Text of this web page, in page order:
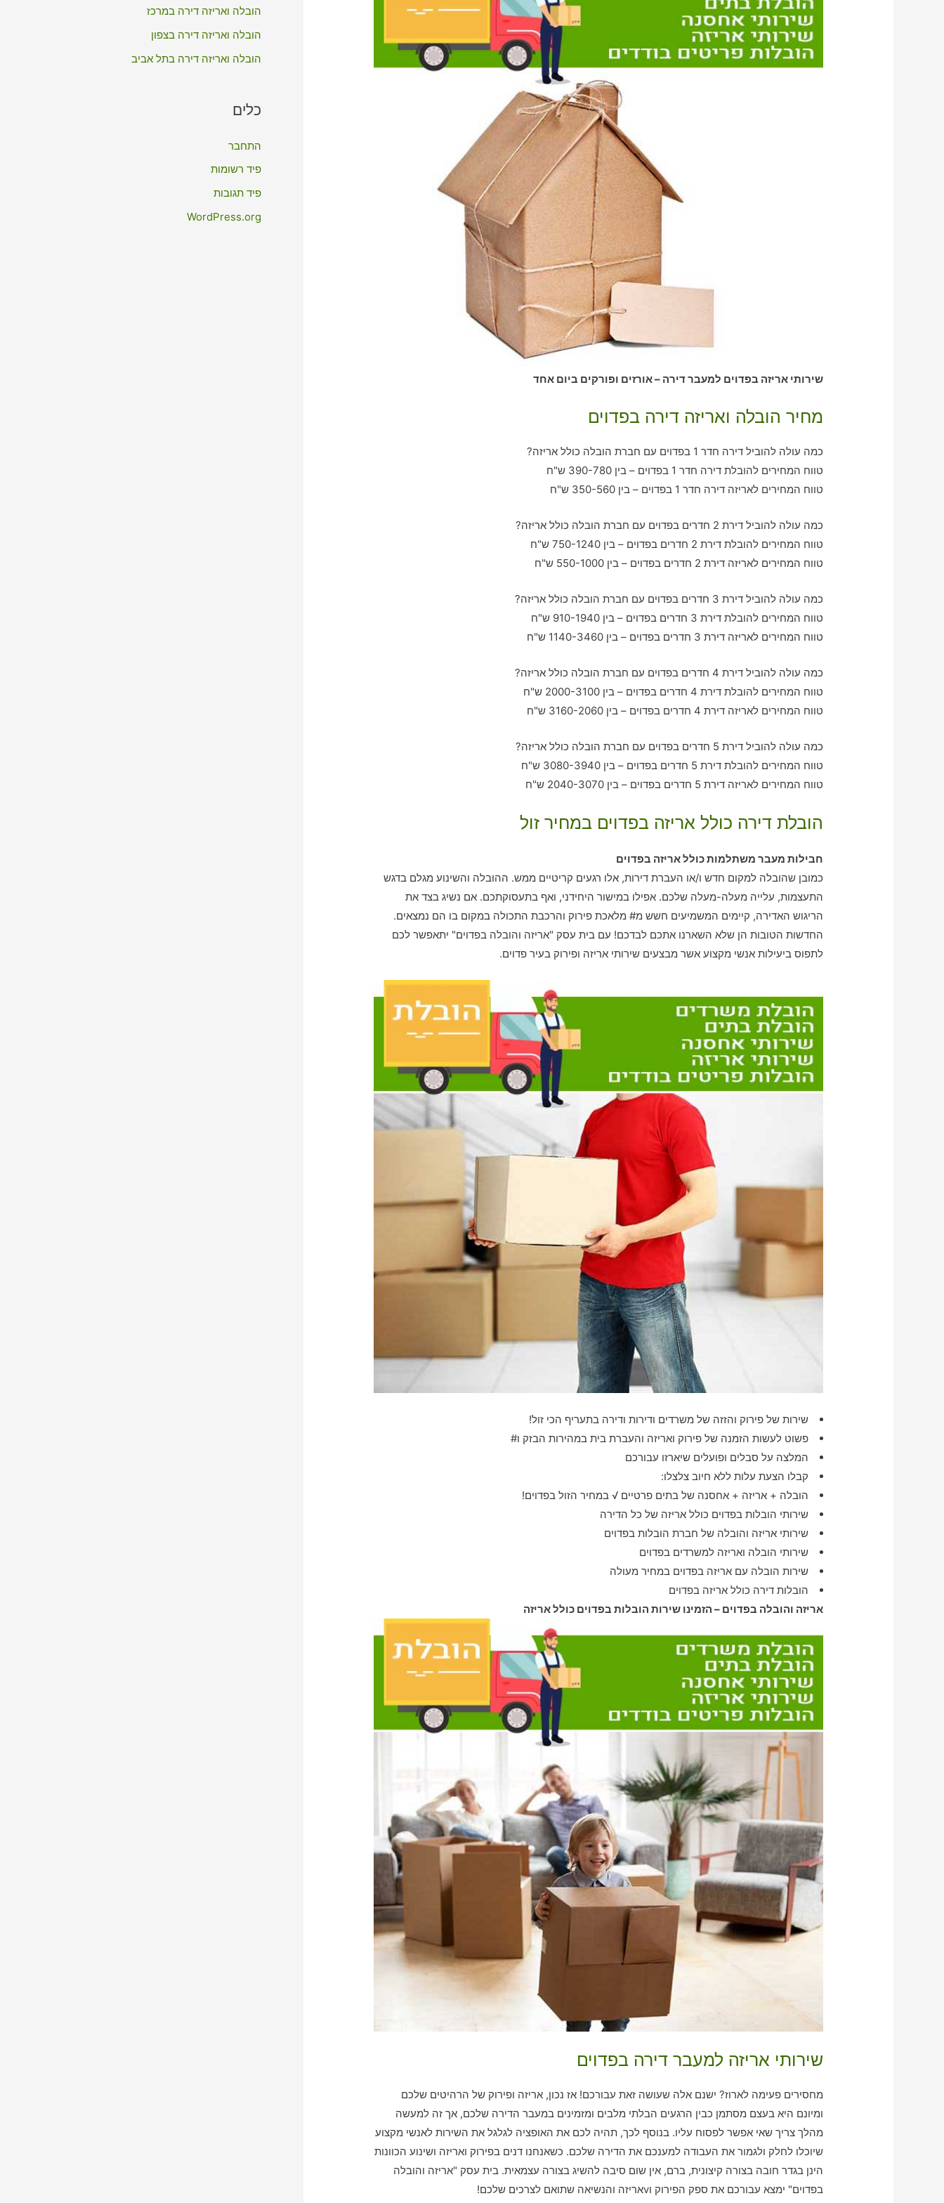
שירותי אריזה בפדוים למעבר דירה – אורזים ופורקים ביום אחד
מחיר הובלה ואריזה דירה בפדוים
כמה עולה להוביל דירה חדר 1 בפדוים עם חברת הובלה כולל אריזה?
טווח המחירים להובלת דירה חדר 1 בפדוים – בין 390-780 ש"ח
טווח המחירים לאריזה דירה חדר 1 בפדוים – בין 350-560 ש"ח
כמה עולה להוביל דירת 2 חדרים בפדוים עם חברת הובלה כולל אריזה?
טווח המחירים להובלת דירת 2 חדרים בפדוים – בין 750-1240 ש"ח
טווח המחירים לאריזה דירת 2 חדרים בפדוים – בין 550-1000 ש"ח
כמה עולה להוביל דירת 3 חדרים בפדוים עם חברת הובלה כולל אריזה?
טווח המחירים להובלת דירת 3 חדרים בפדוים – בין 910-1940 ש"ח
טווח המחירים לאריזה דירת 3 חדרים בפדוים – בין 1140-3460 ש"ח
כמה עולה להוביל דירת 4 חדרים בפדוים עם חברת הובלה כולל אריזה?
טווח המחירים להובלת דירת 4 חדרים בפדוים – בין 2000-3100 ש"ח
טווח המחירים לאריזה דירת 4 חדרים בפדוים – בין 3160-2060 ש"ח
כמה עולה להוביל דירת 5 חדרים בפדוים עם חברת הובלה כולל אריזה?
טווח המחירים להובלת דירת 5 חדרים בפדוים – בין 3080-3940 ש"ח
טווח המחירים לאריזה דירת 5 חדרים בפדוים – בין 2040-3070 ש"ח
הובלת דירה כולל אריזה בפדוים במחיר זול
חבילות מעבר משתלמות כולל אריזה בפדוים
כמובן שהובלה למקום חדש ו/או העברת דירות, אלו רגעים קריטיים ממש. ההובלה והשינוע מגלם בדגש
התעצמות, עלייה מעלה-מעלה שלכם. אפילו במישור היחידני, ואף בתעסוקתכם. אם נשיג בצד את
הריגוש האדירה, קיימים המשמיעים חשש מ# מלאכת פירוק והרכבת התכולה במקום בו הם נמצאים.
החדשות הטובות הן שלא השארנו אתכם לבדכם! עם בית עסק "אריזה והובלה בפדוים" יתאפשר לכם
לתפוס ביעילות אנשי מקצוע אשר מבצעים שירותי אריזה ופירוק בעיר פדוים.
שירות של פירוק והזזה של משרדים ודירות ודירה בתעריף הכי זול!
פשוט לעשות הזמנה של פירוק ואריזה והעברת בית במהירות הבזק ו#
המלצה על סבלים ופועלים שיארזו עבורכם
קבלו הצעת עלות ללא חיוב צלצלו:
הובלה + אריזה + אחסנה של בתים פרטיים √ במחיר הזול בפדוים!
שירותי הובלות בפדוים כולל אריזה של כל הדירה
שירותי אריזה והובלה של חברת הובלות בפדוים
שירותי הובלה ואריזה למשרדים בפדוים
שירות הובלה עם אריזה בפדוים במחיר מעולה
הובלות דירה כולל אריזה בפדוים
אריזה והובלה בפדוים – הזמינו שירות הובלות בפדוים כולל אריזה
שירותי אריזה למעבר דירה בפדוים
מחסירים פעימה לארוז? ישנם אלה שעושה זאת עבורכם! אז נכון, אריזה ופירוק של הרהיטים שלכם
ומיונם היא בעצם מסתמן כבין הרגעים הבלתי מלבים ומזמינים במעבר הדירה שלכם, אך זה למעשה
מהלך צריך שאי אפשר לפסוח עליו. בנוסף לכך, תהיה לכם את האופציה לגלגל את השירות לאנשי מקצוע
שיוכלו לחלק ולגמור את העבודה למענכם את הדירה שלכם. כשאנחנו דנים בפירוק ואריזה ושינוע הכוונות
הינן בגדר חובה בצורה קיצונית, ברם, אין שום סיבה להשיג בצורה עצמאית. בית עסק "אריזה והובלה
בפדוים" ימצא עבורכם את ספק הפירוק וvאריזה והנשיאה שתואם לצרכים שלכם!
הובלה ואריזה דירה במרכז
הובלה ואריזה דירה בצפון
הובלה ואריזה דירה בתל אביב
כלים
התחבר
פיד רשומות
פיד תגובות
WordPress.org